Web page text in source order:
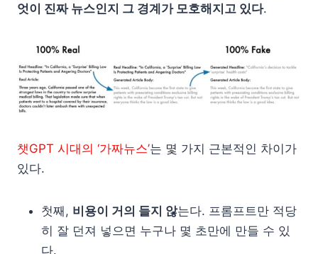
엇이 진짜 뉴스인지 그 경계가 모호해지고 있다.
챗GPT 시대의 ‘가짜뉴스’는 몇 가지 근본적인 차이가
있다.
첫째, 비용이 거의 들지 않는다. 프롬프트만 적당
히 잘 던져 넣으면 누구나 몇 초만에 만들 수 있
다.